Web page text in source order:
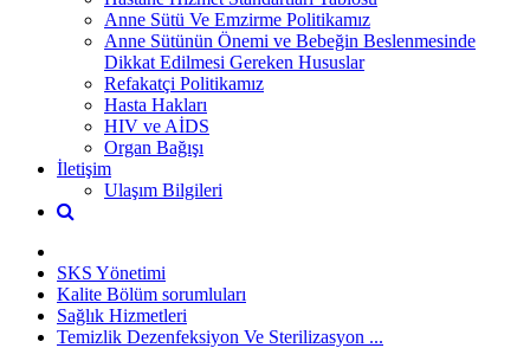
Anne Sütü Ve Emzirme Politikamız
Anne Sütünün Önemi ve Bebeğin Beslenmesinde
Dikkat Edilmesi Gereken Hususlar
Refakatçi Politikamız
Hasta Hakları
HIV ve AİDS
Organ Bağışı
İletişim
Ulaşım Bilgileri
SKS Yönetimi
Kalite Bölüm sorumluları
Sağlık Hizmetleri
Temizlik Dezenfeksiyon Ve Sterilizasyon ...